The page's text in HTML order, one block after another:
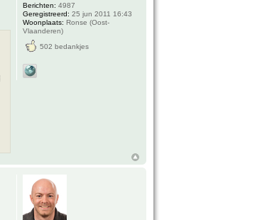
Berichten: 4987
Geregistreerd: 25 jun 2011 16:43
Woonplaats: Ronse (Oost-
Vlaanderen)
502 bedankjes